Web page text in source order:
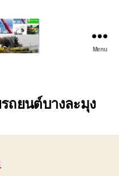
องจักร
อง
ษัท
ชย์
Menu
ถยนต์บางละมุง